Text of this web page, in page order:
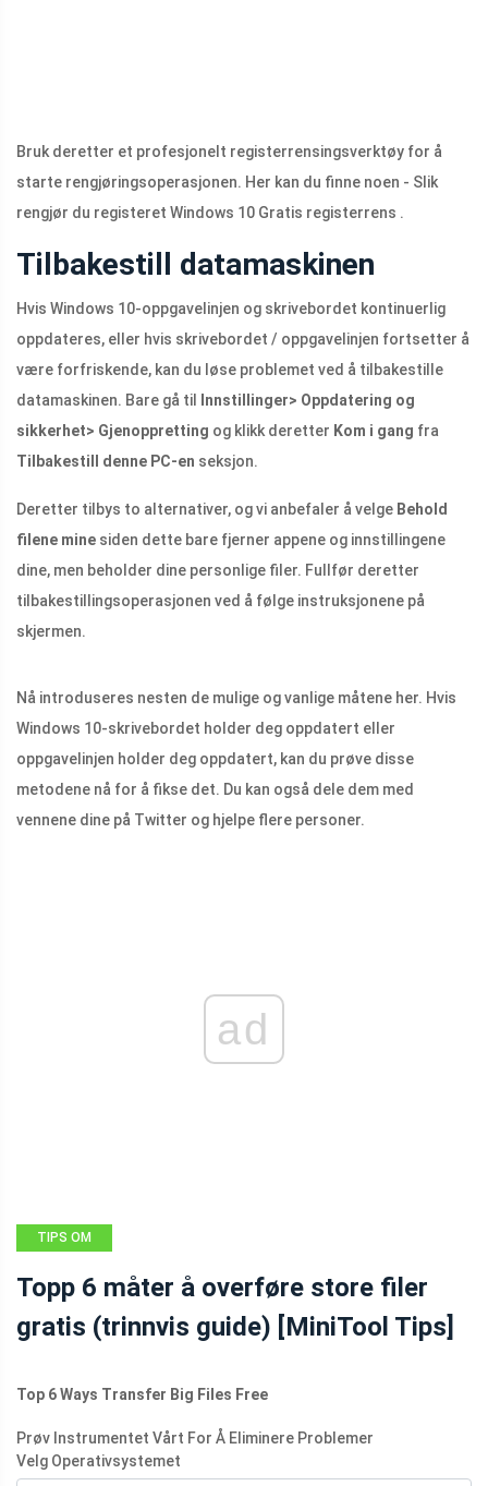
Bruk deretter et profesjonelt registerrensingsverktøy for å
starte rengjøringsoperasjonen. Her kan du finne noen - Slik
rengjør du registeret Windows 10 Gratis registerrens .
Tilbakestill datamaskinen
Hvis Windows 10-oppgavelinjen og skrivebordet kontinuerlig
oppdateres, eller hvis skrivebordet / oppgavelinjen fortsetter å
være forfriskende, kan du løse problemet ved å tilbakestille
datamaskinen. Bare gå til
Innstillinger> Oppdatering og
sikkerhet> Gjenoppretting og klikk deretter Kom i gang fra
Tilbakestill denne PC-en seksjon.
Deretter tilbys to alternativer, og vi anbefaler å velge Behold
filene mine siden dette bare fjerner appene og innstillingene
dine, men beholder dine personlige filer. Fullfør deretter
tilbakestillingsoperasjonen ved å følge instruksjonene på
skjermen.
Nå introduseres nesten de mulige og vanlige måtene her. Hvis
Windows 10-skrivebordet holder deg oppdatert eller
oppgavelinjen holder deg oppdatert, kan du prøve disse
metodene nå for å fikse det. Du kan også dele dem med
vennene dine på Twitter og hjelpe flere personer.
ad
TIPS OM
Topp 6 måter å overføre store filer
gratis (trinnvis guide) [MiniTool Tips]
Top 6 Ways Transfer Big Files Free
Prøv Instrumentet Vårt For Å Eliminere Problemer
Velg Operativsystemet